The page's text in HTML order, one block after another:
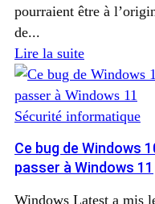
pourraient être à
de...
Lire la suite
Sécurité informatique
Ce bug de Windows
passer à Windows 11
Windows Latest a mis